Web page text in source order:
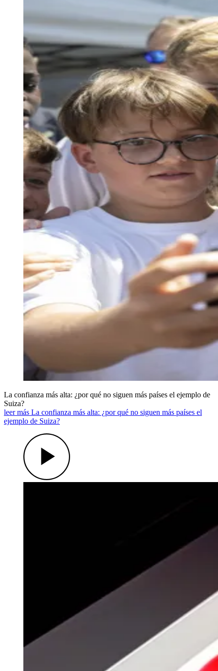
La confianza más alta: ¿por qué no siguen más países el ejemplo de
Suiza?
leer más La confianza más alta: ¿por qué no siguen más países el
ejemplo de Suiza?